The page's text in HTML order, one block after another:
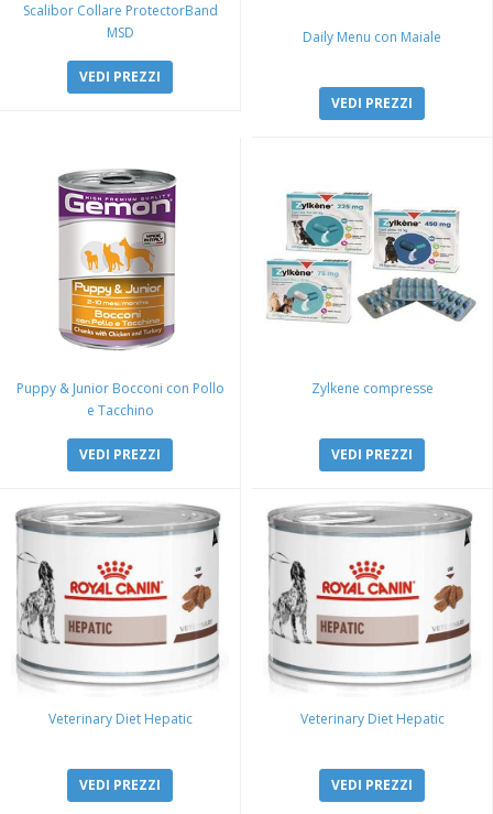
Scalibor Collare ProtectorBand
MSD
VEDI PREZZI
Daily Menu con Maiale
VEDI PREZZI
Puppy & Junior Bocconi con Pollo
e Tacchino
VEDI PREZZI
Zylkene compresse
VEDI PREZZI
Veterinary Diet Hepatic
VEDI PREZZI
Veterinary Diet Hepatic
VEDI PREZZI